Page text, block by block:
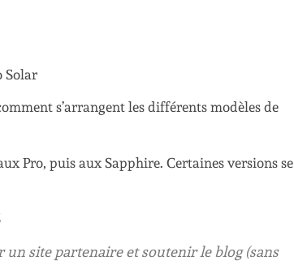
s’arrangent les différents modèles de
Pro, puis aux Sapphire. Certaines versions se
site partenaire et soutenir le blog (sans